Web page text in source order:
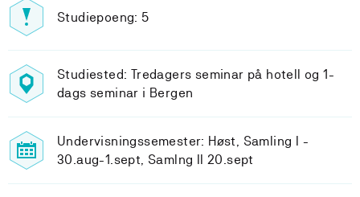
Studiepoeng: 5
Studiested: Tredagers seminar på hotell og 1-
dags seminar i Bergen
Undervisningssemester: Høst, Samling I -
30.aug-1.sept, Samlng II 20.sept